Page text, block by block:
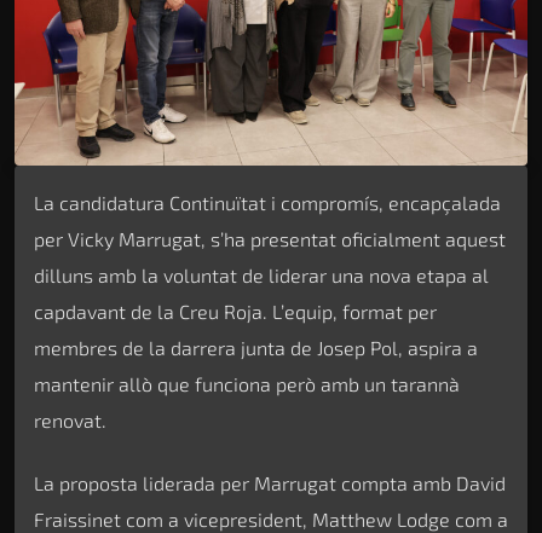
La candidatura Continuïtat i compromís, encapçalada
per Vicky Marrugat, s’ha presentat oficialment aquest
dilluns amb la voluntat de liderar una nova etapa al
capdavant de la Creu Roja. L’equip, format per
membres de la darrera junta de Josep Pol, aspira a
mantenir allò que funciona però amb un tarannà
renovat.
La proposta liderada per Marrugat compta amb David
Fraissinet com a vicepresident, Matthew Lodge com a